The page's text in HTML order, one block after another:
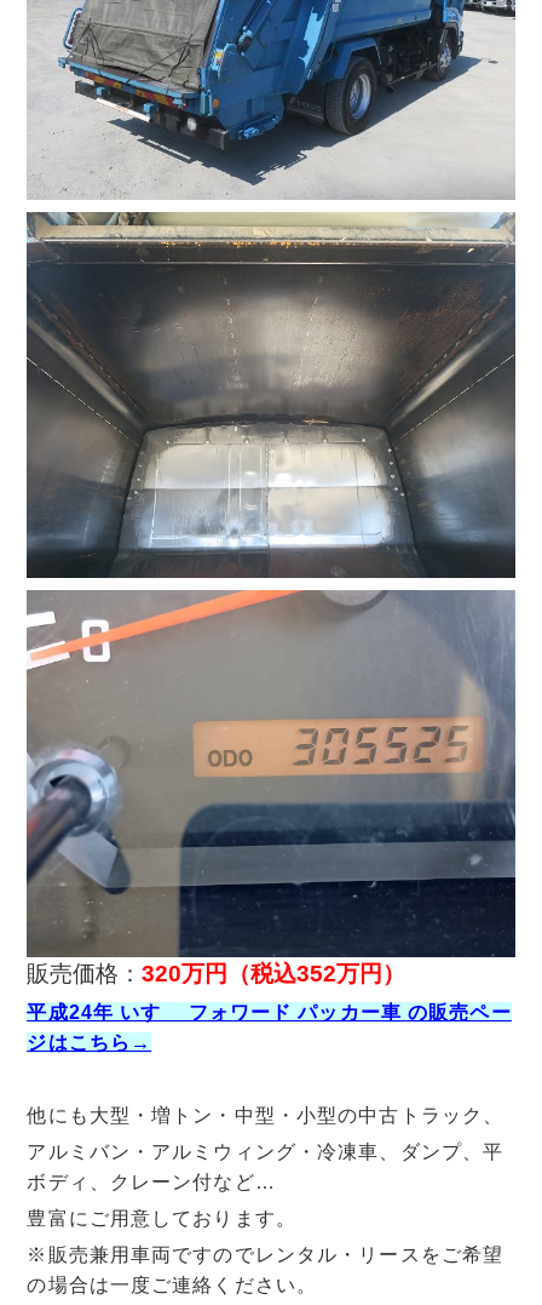
販売価格：320万円 （税込352万円）
平成24年 いすゞ フォワード パッカー車 の販売ペー
ジはこちら→
他にも大型・増トン・中型・小型の中古トラック、
アルミバン・アルミウィング・冷凍車、ダンプ、平
ボディ、クレーン付など…
豊富にご用意しております。
※販売兼用車両ですのでレンタル・リースをご希望
の場合は一度ご連絡ください。